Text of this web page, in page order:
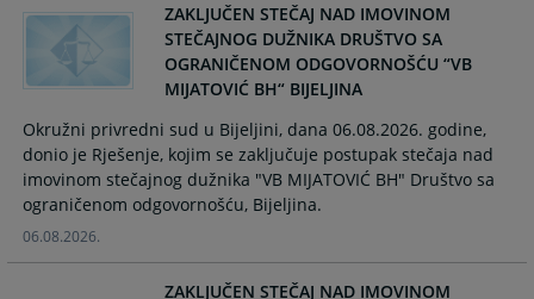
forward
interact
with
the
calendar
and
select
forward
to
interact
with
the
calendar
and
select
Press
ZAKLJUČEN STEČAJ NAD IMOVINOM
STEČAJNOG DUŽNIKA DRUŠTVO SA
OGRANIČENOM ODGOVORNOŠĆU “VB
MIJATOVIĆ BH“ BIJELJINA
Okružni privredni sud u Bijeljini, dana 06.08.2026. godine,
donio je Rješenje, kojim se zaključuje postupak stečaja nad
imovinom stečajnog dužnika "VB MIJATOVIĆ BH" Društvo sa
ograničenom odgovornošću, Bijeljina.
06.08.2026.
ZAKLJUČEN STEČAJ NAD IMOVINOM